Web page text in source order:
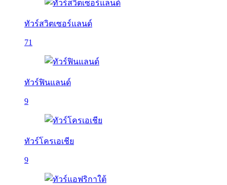
ทัวร์สวิตเซอร์แลนด์
71
ทัวร์ฟินแลนด์
9
ทัวร์โครเอเชีย
9